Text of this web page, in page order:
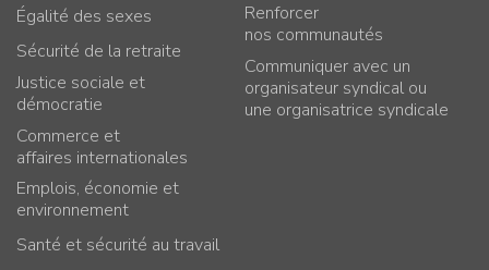
Égalité des sexes
Sécurité de la retraite
Justice sociale et
démocratie
Commerce et
affaires internationales
Emplois, économie et
environnement
Santé et sécurité au travail
Renforcer
nos communautés
Communiquer avec un
organisateur syndical ou
une organisatrice syndicale